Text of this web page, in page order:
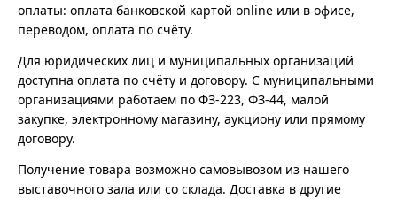
оплаты: оплата банковской картой online или в офисе,
переводом, оплата по счёту.
Для юридических лиц и муниципальных организаций
доступна оплата по счёту и договору. С муниципальными
организациями работаем по ФЗ-223, ФЗ-44, малой
закупке, электронному магазину, аукциону или прямому
договору.
Получение товара возможно самовывозом из нашего
выставочного зала или со склада. Доставка в другие